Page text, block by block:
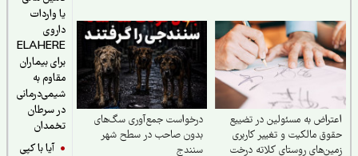
یا واردات
داروی
ELAHERE
برای بیماران
مقاوم به
شیمی‌درمانی
در سرطان
تخمدان
آیا با کپی
به مسئولین در تضییع
مالکیت و تغییر کاربری
روستای کلاته درخت
درخواست جمع‌آوری سگ‌های
بدون صاحب در سطح شهر
سنندج